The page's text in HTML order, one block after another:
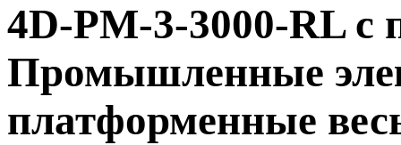
4D-PM-3-3000-RL с
Промышленные
платформенные